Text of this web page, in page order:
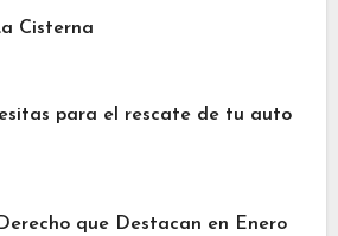
Cisterna
para el rescate de tu auto
que Destacan en Enero